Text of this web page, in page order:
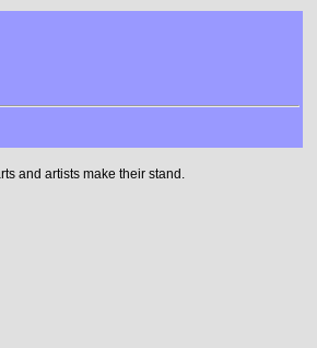
and artists make their stand.